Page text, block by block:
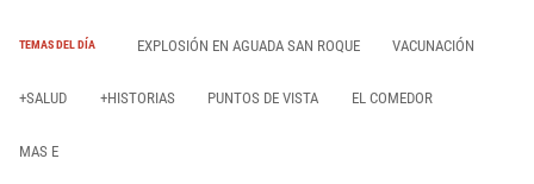
TEMAS DEL DÍA EXPLOSIÓN EN AGUADA SAN ROQUE VACUNACIÓN
+SALUD +HISTORIAS PUNTOS DE VISTA EL COMEDOR
MAS E